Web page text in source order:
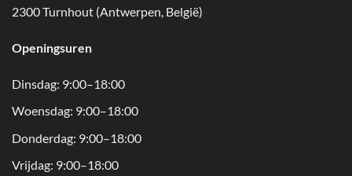
2300 Turnhout (Antwerpen, België)
Openingsuren
Dinsdag: 9:00–18:00
Woensdag: 9:00–18:00
Donderdag: 9:00–18:00
Vrijdag: 9:00–18:00